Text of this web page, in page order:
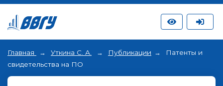
Главная Уткина С. А. Публикации
Патенты и
свидетельства на ПО